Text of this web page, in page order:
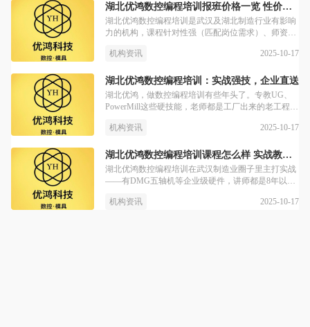
师资团队，能帮你学到顶用的技能吗？往下看就知
道。
湖北优鸿数控编程培训报班价格一览 性价比分析
湖北优鸿数控编程培训是武汉及湖北制造行业有影响
力的机构，课程针对性强（匹配岗位需求）、师资为
设备，还与行业深度绑定（定向培训、技能大赛支
价格背后的性价比，帮你了解报班该关注的核心价
值。
机构资讯 2025-10-17
湖北优鸿数控编程培训：实战强技，企业直送
湖北优鸿，做数控编程培训有些年头了。专教UG、
PowerMill这些硬技能，老师都是工厂出来的老工程
定制培训，学员学完能上手。教室有独立多媒体，每
日制、周末、晚上直播都行，学不会下期免费。本文
主要信息和数据源自该机构在教育宝（中国知名的第
三方平台）的店铺内容。
机构资讯 2025-10-17
湖北优鸿数控编程培训课程怎么样 实战教学揭秘
湖北优鸿数控编程培训在武汉制造业圈子里主打实战
——有DMG五轴机等企业级硬件，讲师都是8年以上
做定制培训，赞助技能大赛。不管是企业职工提升、
机构资讯 2025-10-17